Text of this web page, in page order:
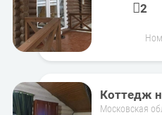
2
Коттедж
Московская